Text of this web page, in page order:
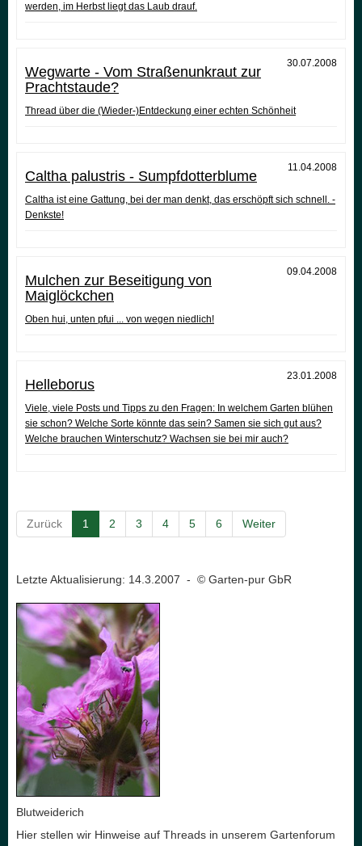
werden, im Herbst liegt das Laub drauf.
30.07.2008
Wegwarte - Vom Straßenunkraut zur
Prachtstaude?
Thread über die (Wieder-)Entdeckung einer echten Schönheit
11.04.2008
Caltha palustris - Sumpfdotterblume
Caltha ist eine Gattung, bei der man denkt, das erschöpft sich schnell. -
Denkste!
09.04.2008
Mulchen zur Beseitigung von
Maiglöckchen
Oben hui, unten pfui ... von wegen niedlich!
23.01.2008
Helleborus
Viele, viele Posts und Tipps zu den Fragen: In welchem Garten blühen
sie schon? Welche Sorte könnte das sein? Samen sie sich gut aus?
Welche brauchen Winterschutz? Wachsen sie bei mir auch?
Zurück 1 2 3 4 5 6 Weiter
Letzte Aktualisierung: 14.3.2007 - © Garten-pur GbR
Blutweiderich
Hier stellen wir Hinweise auf Threads in unserem Gartenforum